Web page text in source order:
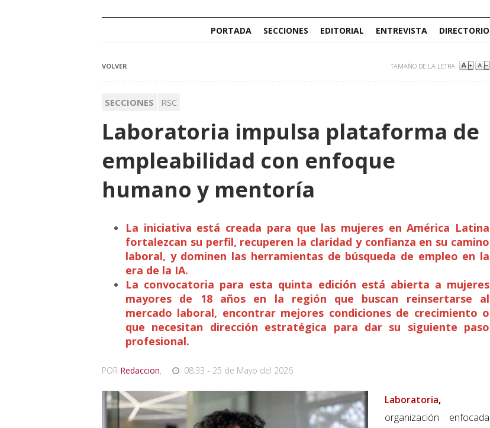
PORTADA SECCIONES EDITORIAL ENTREVISTA DIRECTORIO
VOLVER TAMAÑO DE LA LETRA
SECCIONES RSC
Laboratoria impulsa plataforma de
empleabilidad con enfoque
humano y mentoría
La iniciativa está creada para que las mujeres en América Latina
fortalezcan su perfil, recuperen la claridad y confianza en su camino
laboral, y dominen las herramientas de búsqueda de empleo en la
era de la IA.
La convocatoria para esta quinta edición está abierta a mujeres
mayores de 18 años en la región que buscan reinsertarse al
mercado laboral, encontrar mejores condiciones de crecimiento o
que necesitan dirección estratégica para dar su siguiente paso
profesional.
POR Redaccion, 08:33 - 25 de Mayo del 2026
Laboratoria,
organización enfocada